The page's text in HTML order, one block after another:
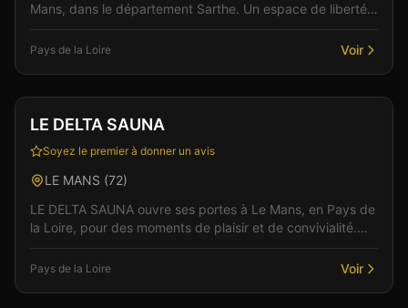
Mans, dans le département Sarthe. Un espace de liberté
Pays de la Loire Voir
Sauna
LE DELTA SAUNA
Soyez le premier à donner un avis
LE MANS (72)
LE DELTA SAUNA ouvre ses portes à Le Mans, en Pays de
la Loire, pour des moments de plaisir et de convivialité.
Pays de la Loire Voir